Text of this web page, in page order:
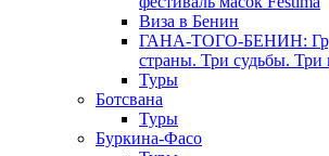
Виза в Бенин
ГАНА-ТОГО-БЕНИН:
страны. Три судьбы. Три
Туры
Ботсвана
Туры
Буркина-Фасо